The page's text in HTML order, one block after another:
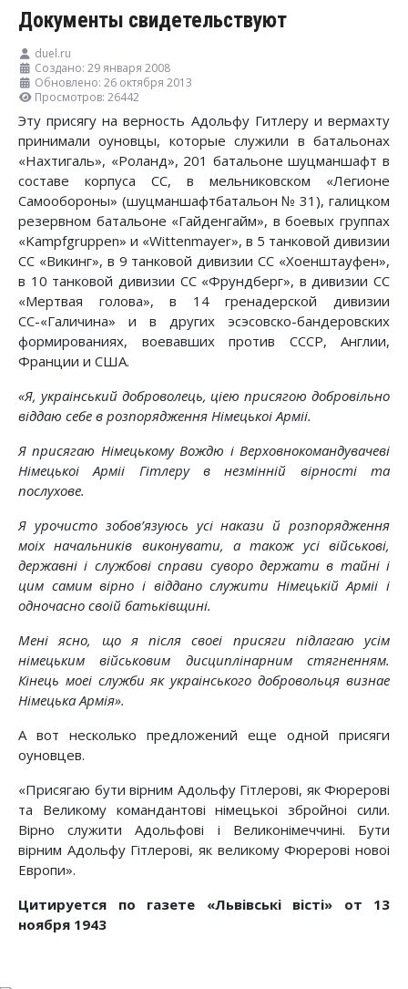
Документы свидетельствуют
duel.ru
Создано: 29 января 2008
Обновлено: 26 октября 2013
Просмотров: 26442
Эту присягу на верность Адольфу Гитлеру и вермахту
принимали оуновцы, которые служили в батальонах
«Нахтигаль», «Роланд», 201 батальоне шуцманшафт в
составе корпуса СС, в мельниковском «Легионе
Самообороны» (шуцманшафтбатальон № 31), галицком
резервном батальоне «Гайденгайм», в боевых группах
«Kampfgruppen» и «Wittenmayer», в 5 танковой дивизии
СС «Викинг», в 9 танковой дивизии СС «Хоенштауфен»,
в 10 танковой дивизии СС «Фрундберг», в дивизии СС
«Мертвая голова», в 14 гренадерской дивизии
СС-«Галичина» и в других эсэсовско-бандеровских
формированиях, воевавших против СССР, Англии,
Франции и США.
«Я, украiнський доброволець, цiею присягою добровiльно
вiддаю себе в розпорядження Нiмецькоi Армii.
Я присягаю Нiмецькому Вождю i Верховнокомандувачевi
Нiмецькоi Армii Гiтлеру в незмiннiй вiрностi та
послухове.
Я урочисто зобов’язуюсь усi накази й розпорядження
моiх начальникiв виконувати, а також усi вiйськовi,
державнi i службовi справи суворо держати в тайнi i
цим самим вiрно i вiддано служити Нiмецькiй Армii i
одночасно своiй батькiвщинi.
Менi ясно, що я пiсля своеi присяги пiдлагаю усiм
нiмецьким вiйськовим дисциплiнарним стягненням.
Кiнець моеi служби як украiнського добровольця визнае
Нiмецька Армiя».
А вот несколько предложений еще одной присяги
оуновцев.
«Присягаю бути вiрним Адольфу Гiтлеровi, як Фюреровi
та Великому командантовi нiмецькоi збройноi сили.
Вiрно служити Адольфовi i Великонiмеччинi. Бути
вiрним Адольфу Гiтлеровi, як великому Фюреровi новоi
Европи».
Цитируется по газете «Львiвськi вiстi» от 13
ноября 1943